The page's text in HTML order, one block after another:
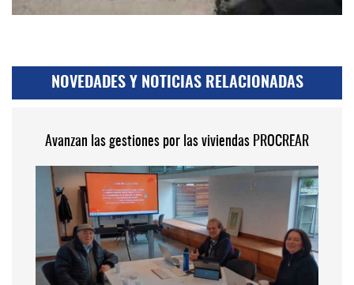
NOVEDADES Y NOTICIAS RELACIONADAS
Avanzan las gestiones por las viviendas PROCREAR